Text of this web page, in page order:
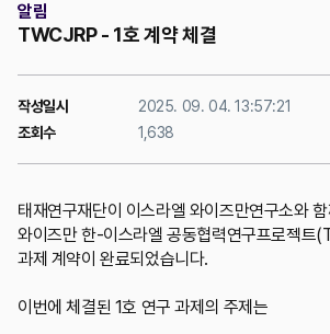
알림
TWCJRP - 1호 계약 체결
작성일시
2025. 09. 04. 13:57:21
조회수
1,638
태재연구재단이 이스라엘 와이즈만연구소와 함
와이즈만 한-이스라엘 공동협력연구프로젝트
과제 계약이 완료되었습니다.
이번에 체결된 1호 연구 과제의 주제는